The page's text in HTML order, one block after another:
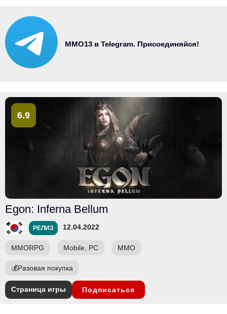
MMO13 в Telegram. Присоединяйся!
6.9
Egon: Inferna Bellum
РЕЛИЗ 12.04.2022
MMORPG Mobile, PC ММО
💰Разовая покупка
Страница игры Подписаться